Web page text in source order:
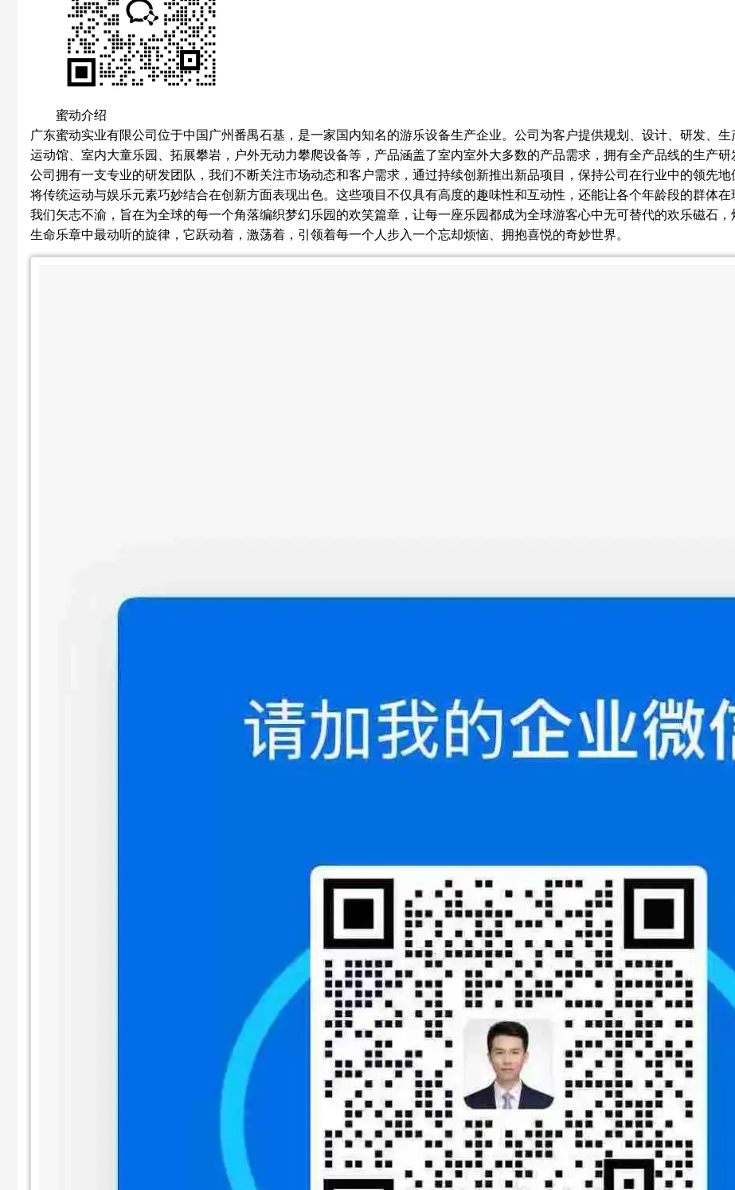
蜜动介绍
广东蜜动实业有限公司位于中国广州番禺石基，是一家国内知名的游乐设备生产企业。公司为客户提供规划、设计、研发、
运动馆、室内大童乐园、拓展攀岩，户外无动力攀爬设备等，产品涵盖了室内室外大多数的产品需求，拥有全产品线的生产研
公司拥有一支专业的研发团队，我们不断关注市场动态和客户需求，通过持续创新推出新品项目，保持公司在行业中的领先
将传统运动与娱乐元素巧妙结合在创新方面表现出色。这些项目不仅具有高度的趣味性和互动性，还能让各个年龄段的群体在
我们矢志不渝，旨在为全球的每一个角落编织梦幻乐园的欢笑篇章，让每一座乐园都成为全球游客心中无可替代的欢乐磁石
生命乐章中最动听的旋律，它跃动着，激荡着，引领着每一个人步入一个忘却烦恼、拥抱喜悦的奇妙世界。